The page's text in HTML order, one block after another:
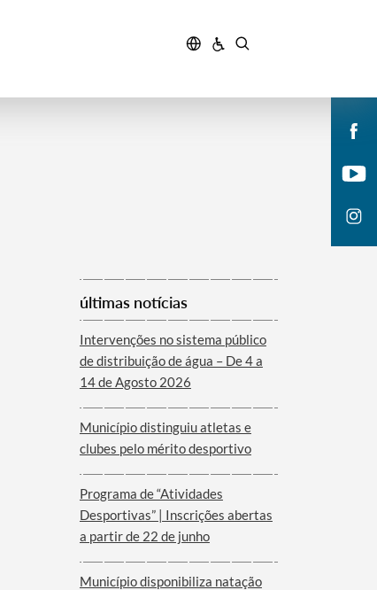
últimas notícias
Intervenções no sistema público
de distribuição de água – De 4 a
14 de Agosto 2026
Município distinguiu atletas e
clubes pelo mérito desportivo
Programa de “Atividades
Desportivas” | Inscrições abertas
a partir de 22 de junho
Município disponibiliza natação